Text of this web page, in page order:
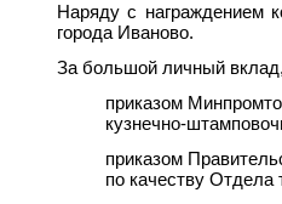
Наряду с награждением
города Иваново.
За большой личный
приказом
кузнечно-
приказом
по качеству Отдела